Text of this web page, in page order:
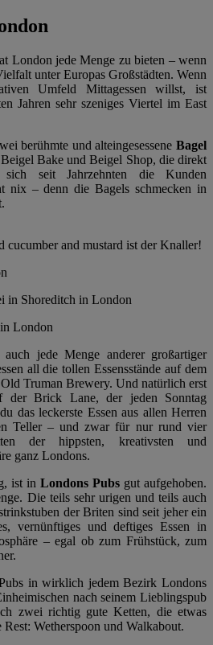
London jede Menge zu bieten – wenn
unter Europas Großstädten. Wenn
Umfeld Mittagessen willst, ist
Jahren sehr szeniges Viertel im East
berühmte und alteingesessene Bagel
Bake und Beigel Shop, die direkt
sich seit Jahrzehnten die Kunden
nix – denn die Bagels schmecken in
cucumber and mustard ist der Knaller!
auch jede Menge anderer großartiger
all die tollen Essensstände auf dem
Truman Brewery. Und natürlich erst
der Brick Lane, der jeden Sonntag
das leckerste Essen aus allen Herren
Teller – und zwar für nur rund vier
der hippsten, kreativsten und
ganz Londons.
ist in Londons Pubs gut aufgehoben.
Die teils sehr urigen und teils auch
der Briten sind seit jeher ein
vernünftiges und deftiges Essen in
– egal ob zum Frühstück, zum
in wirklich jedem Bezirk Londons
nach seinem Lieblingspub
zwei richtig gute Ketten, die etwas
Wetherspoon und Walkabout.